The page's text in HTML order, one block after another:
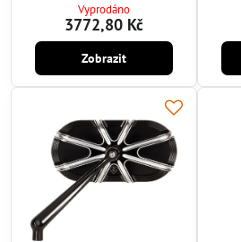
Vyprodáno
3772,80 Kč
Zobrazit